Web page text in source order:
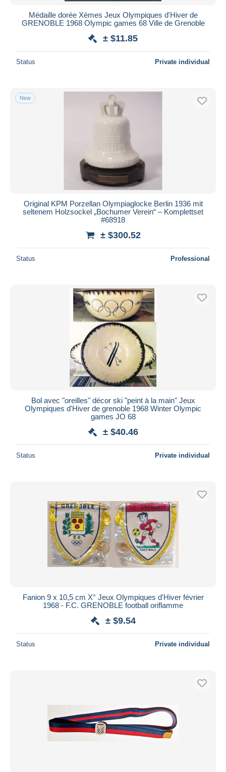
Médaille dorée Xèmes Jeux Olympiques d'Hiver de
GRENOBLE 1968 Olympic games 68 Ville de Grenoble
± $11.85
Status Private individual
New
Original KPM Porzellan Olympiaglocke Berlin 1936 mit
seltenem Holzsockel „Bochumer Verein“ – Komplettset
#68918
± $300.52
Status Professional
Bol avec "oreilles" décor ski "peint à la main" Jeux
Olympiques d'Hiver de grenoble 1968 Winter Olympic
games JO 68
± $40.46
Status Private individual
Fanion 9 x 10,5 cm X° Jeux Olympiques d'Hiver février
1968 - F.C. GRENOBLE football oriflamme
± $9.54
Status Private individual